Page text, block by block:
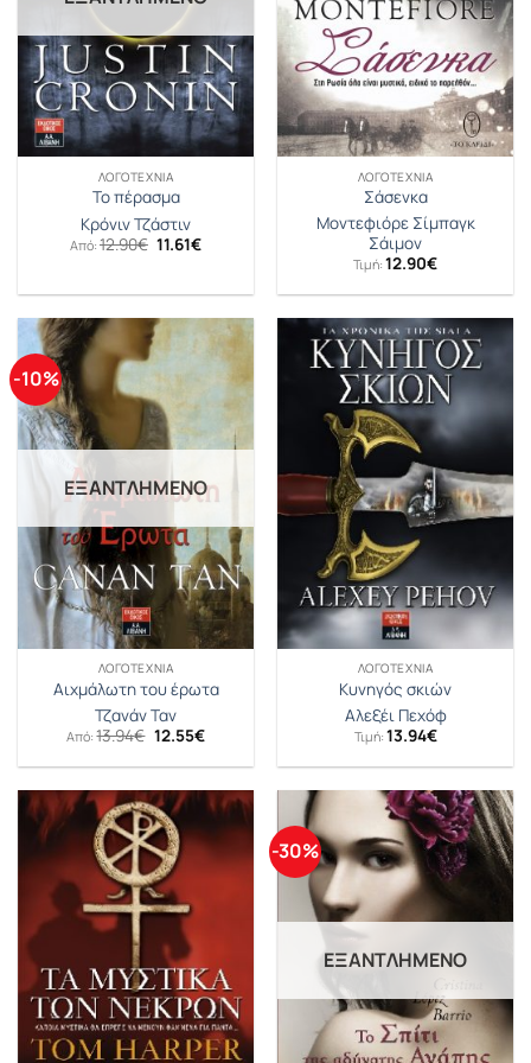
ΛΟΓΟΤΕΧΝΊΑ
Το πέρασμα
Κρόνιν Τζάστιν
Από: 12.90€ Original
price
11.61€Η
ΛΟΓΟΤΕΧΝΊΑ
Σάσενκα
Μοντεφιόρε Σίμπαγκ
Σάιμον
Τιμή: 12.90€
-10%
ΕΞΑΝΤΛΗΜΈΝΟ
ΛΟΓΟΤΕΧΝΊΑ
Αιχμάλωτη του έρωτα
Τζανάν Ταν
Από:13.94€ Original
price
was:
12.55€Η
τιμή
12.55€.
ΛΟΓΟΤΕΧΝΊΑ
Κυνηγός σκιών
Αλεξέι Πεχόφ
Τιμή: 13.94€
-30%
ΕΞΑΝΤΛΗΜΈΝΟ